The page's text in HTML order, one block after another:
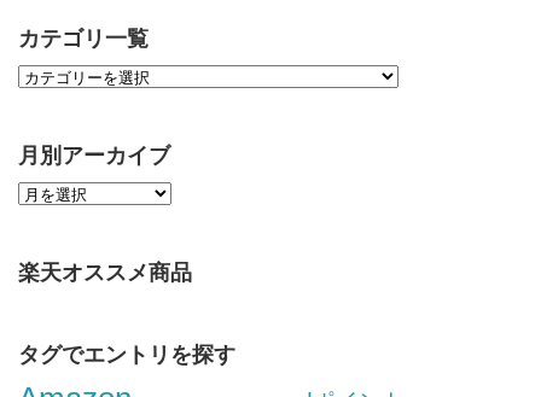
カテゴリ一覧
月別アーカイブ
楽天オススメ商品
タグでエントリを探す